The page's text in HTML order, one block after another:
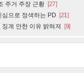
주거 주장 근황 [27]
심으로 정색하는 PD [21]
계 안한 이유 밝혀져 [9]